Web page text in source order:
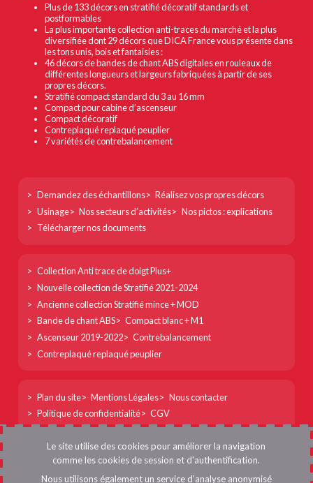
Plus de 133 décors en stratifié décoratif standards et
postformables
La plus importante collection anti-traces du marché et la plus
diversifiée dont 29 décors que DICA France vous présente dans
les tons unis, bois et fantaisies :
46 décors de bandes de chant ABS digitales en rouleaux de
différentes longueurs et largeurs fabriquées à partir de ses
propres décors.
Stratifié compact standard du 3 au 16 mm
Compact pour cabine d’ascenseur
Compact décoratif
Contreplaqué replaqué peuplier
7 variétés de contrebalancement
Footer
col
Demandez des échantillons
Réalisez vos propres décors
Usinage
Nos secteurs d’activités
Nos pictos : explications
Télécharger nos documents
Footer
col
Collection Anti trace de doigt Plus+
Nouvelle collection de Stratifié 2021-2024
Ancienne collection Stratifié mince + MOD
Bande de chant ABS
Compact blanc + M1
Ascenseur 2019-2022
Contrebalancement
Contreplaqué replaqué peuplier
Footer
col
3
Plan du site Mentions Légales
Nous contacter
Politique de confidentialité
CGV
DICA France
Menu
du
compte
Se connecter
Le site utilise des cookies pour améliorer la navigation
comme les cookies de session et d'authentification.
Nous utilisons également un service d'analyse anonymisé